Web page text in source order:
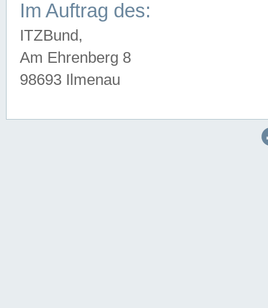
Im Auftrag des:
ITZBund,
Am Ehrenberg 8
98693 Ilmenau